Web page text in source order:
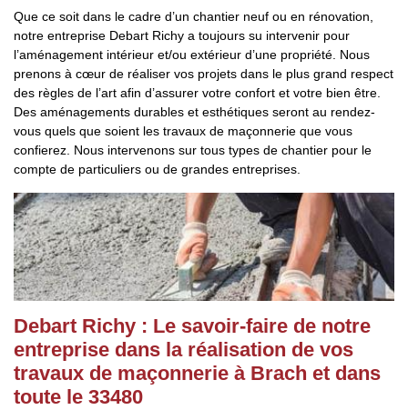
Que ce soit dans le cadre d’un chantier neuf ou en rénovation,
notre entreprise Debart Richy a toujours su intervenir pour
l’aménagement intérieur et/ou extérieur d’une propriété. Nous
prenons à cœur de réaliser vos projets dans le plus grand respect
des règles de l’art afin d’assurer votre confort et votre bien être.
Des aménagements durables et esthétiques seront au rendez-
vous quels que soient les travaux de maçonnerie que vous
confierez. Nous intervenons sur tous types de chantier pour le
compte de particuliers ou de grandes entreprises.
Debart Richy : Le savoir-faire de notre
entreprise dans la réalisation de vos
travaux de maçonnerie à Brach et dans
toute le 33480